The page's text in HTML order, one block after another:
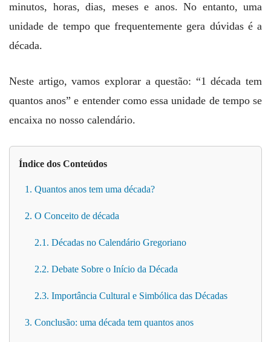
minutos, horas, dias, meses e anos. No entanto, uma
unidade de tempo que frequentemente gera dúvidas é a
década.
Neste artigo, vamos explorar a questão: “1 década tem
quantos anos” e entender como essa unidade de tempo se
encaixa no nosso calendário.
Índice dos Conteúdos
1. Quantos anos tem uma década?
2. O Conceito de década
2.1. Décadas no Calendário Gregoriano
2.2. Debate Sobre o Início da Década
2.3. Importância Cultural e Simbólica das Décadas
3. Conclusão: uma década tem quantos anos